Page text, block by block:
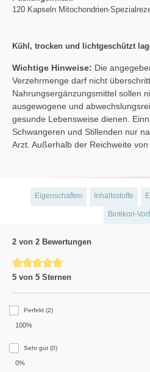
120 Kapseln Mitochondrien-
Kühl, trocken und lichtgeschützt
Wichtige Hinweise: Die
Verzehrmenge darf nicht
Nahrungsergänzungsmittel sollen
ausgewogene und
gesunde Lebensweise dienen.
Schwangeren und Stillenden nur
Arzt. Außerhalb der Reichweite
Eigenschaften Inhaltsstoffe
Biotikon-
2 von 2 Bewertungen
Durchschnittliche Bewertung von 5 von
5 von 5 Sternen
Perfekt (2)
100%
Sehr gut (0)
0%